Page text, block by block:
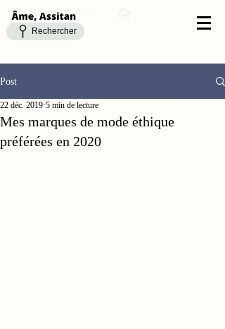
Rechercher
Post
Mes marques de mode éthique
préférées en 2020
22 déc. 2019 5 min de lecture